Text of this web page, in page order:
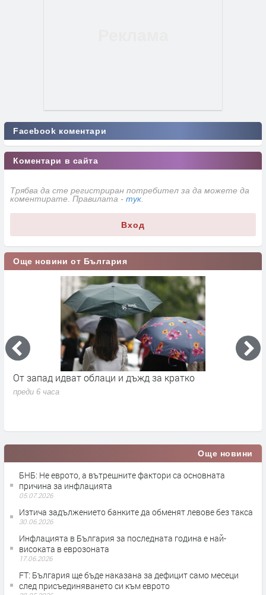
Facebook коментари
Коментари в сайта
Трябва да сте регистриран потребител за да можете да
коментирате. Правилата - тук
Вход
Още новини от България
От запад идват облаци и дъжд за кратко
преди 6 часа
Още новини
БНБ: Не еврото, а вътрешните фактори са основната
причина за инфлацията
05.07.2026
Изтича задължението банките да обменят левове без такса
30.06.2026
Инфлацията в България за последната година е най-
високата в еврозоната
17.06.2026
FT: България ще бъде наказана за дефицит само месеци
след присъединяването си към еврото